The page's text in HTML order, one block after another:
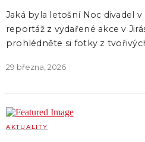
Jaká byla letošní Noc divadel
reportáž z vydařené akce v
prohlédněte si fotky z
29 března, 2026
AKTUALITY